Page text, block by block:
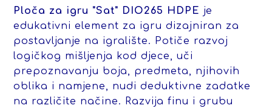
Ploča za igru "Sat" DIO265 HDPE je
edukativni element za igru dizajniran za
postavljanje na igralište. Potiče razvoj
logičkog mišljenja kod djece, uči
prepoznavanju boja, predmeta, njihovih
oblika i namjene, nudi deduktivne zadatke
na različite načine. Razvija finu i grubu